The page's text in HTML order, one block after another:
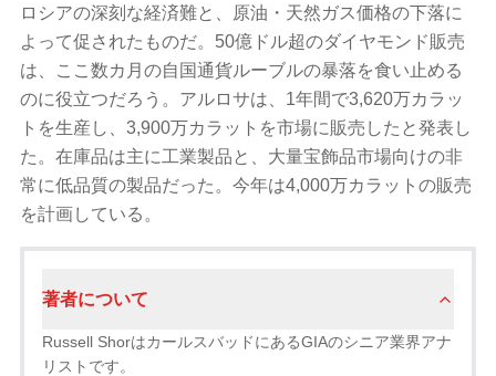
ロシアの深刻な経済難と、原油・天然ガス価格の下落に
よって促されたものだ。50億ドル超のダイヤモンド販売
は、ここ数カ月の自国通貨ルーブルの暴落を食い止める
のに役立つだろう。アルロサは、1年間で3,620万カラッ
トを生産し、3,900万カラットを市場に販売したと発表し
た。在庫品は主に工業製品と、大量宝飾品市場向けの非
常に低品質の製品だった。今年は4,000万カラットの販売
を計画している。
著者について
Russell ShorはカールスバッドにあるGIAのシニア業界アナ
リストです。